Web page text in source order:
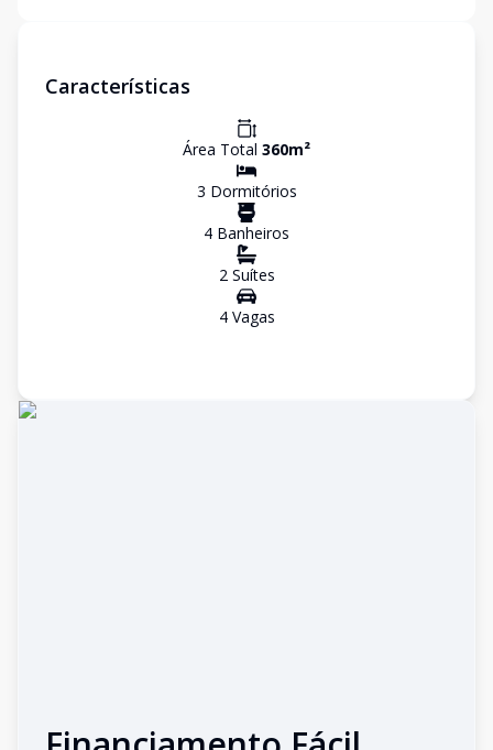
Características
Área Total 360m²
3 Dormitórios
4 Banheiros
2Suítes
4Vagas